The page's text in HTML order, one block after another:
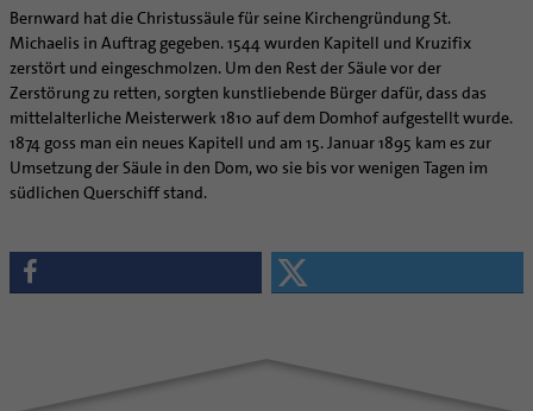
Bernward hat die Christussäule für seine Kirchengründung St.
Michaelis in Auftrag gegeben. 1544 wurden Kapitell und Kruzifix
zerstört und eingeschmolzen. Um den Rest der Säule vor der
Zerstörung zu retten, sorgten kunstliebende Bürger dafür, dass das
mittelalterliche Meisterwerk 1810 auf dem Domhof aufgestellt wurde.
1874 goss man ein neues Kapitell und am 15. Januar 1895 kam es zur
Umsetzung der Säule in den Dom, wo sie bis vor wenigen Tagen im
südlichen Querschiff stand.